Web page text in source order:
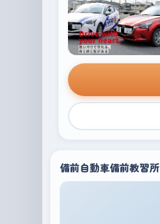
備前自動車備前教習所